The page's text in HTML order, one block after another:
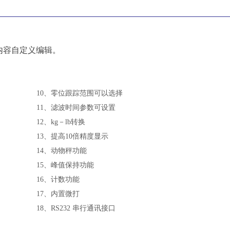
自定义编辑。
10、零位跟踪范围可以选择
11、滤波时间参数可设置
12、kg－lb转换
13、提高10倍精度显示
14、动物秤功能
15、峰值保持功能
16、计数功能
17、内置微打
18、RS232 串行通讯接口